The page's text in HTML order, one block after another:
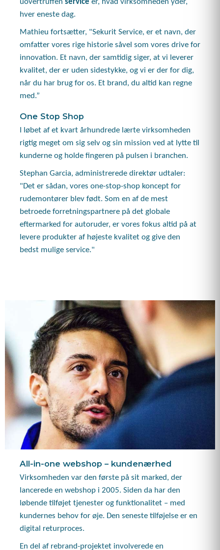
uovertruffen service er, hvad virksomheden yder,
hver eneste dag.
Mathieu fortsætter, "Sekurit Service, er et navn, der
omfatter vores rige historie såvel som vores drive for
innovation. Et navn, der samtidig siger, at vi leverer
kvalitet, der er uden sidestykke, og vi er der for dig,
når du har brug for os. Et brand, du altid kan regne
med.”
One Stop Shop
I løbet af et kvart århundrede lærte virksomheden
rigtig meget om sig selv og sin mission ved at lytte til
kunderne og holde fingeren på pulsen i branchen.
Stephan Garcia, administrerede direktør udtaler:
"Det er sådan, vores one-stop-shop koncept for
rudemontører blev født. Som en af ​​de mest
betroede forretningspartnere på det globale
eftermarked for autoruder, er vores fokus altid på at
levere produkter af højeste kvalitet og give den
bedst mulige service."
All-in-one webshop – kundenærhed
Virksomheden var den første på sit marked, der
lancerede en webshop i 2005. Siden da har den
løbende tilføjet tjenester og funktionalitet – med
kundernes behov for øje. Den seneste tilføjelse er en
digital returproces.
En del af rebrand-projektet involverede en